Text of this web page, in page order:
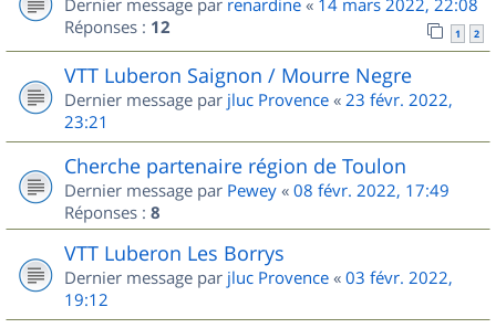
Réponses : 12 1 2
VTT Luberon Saignon / Mourre Negre
Dernier message par jluc Provence « 23 févr. 2022,
23:21
Cherche partenaire région de Toulon
Dernier message par Pewey « 08 févr. 2022, 17:49
Réponses : 8
VTT Luberon Les Borrys
Dernier message par jluc Provence « 03 févr. 2022,
19:12